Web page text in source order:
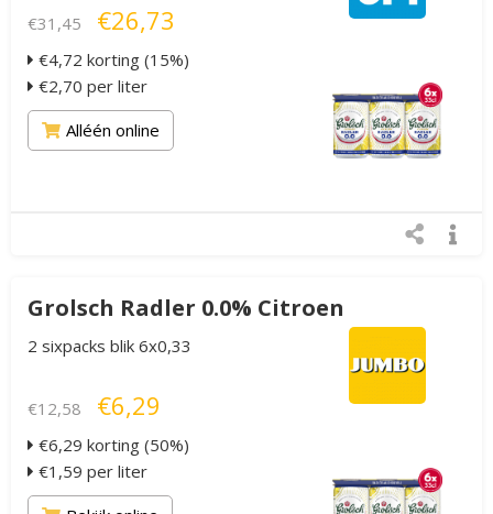
€31,45 €26,73
€4,72 korting (15%)
€2,70 per liter
Alléén online
Grolsch Radler 0.0% Citroen
2 sixpacks blik 6x0,33
€12,58 €6,29
€6,29 korting (50%)
€1,59 per liter